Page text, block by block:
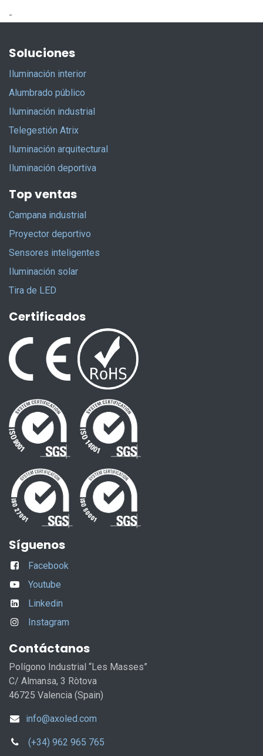
-
Soluciones
Iluminación interior
Alumbrado público
Iluminación industrial
Telegestión Atrix
Iluminación arquitectural
Iluminación deportiva
Top ventas
Campana industrial
Proyector deportivo
Sensores inteligentes
Iluminación solar
Tira de LED
Certificados
Síguenos
Facebook
Youtube
Linkedin
Instagram
Contáctanos
Polígono Industrial “Les Masses”
C/ Almansa, 3 Ròtova
46725 Valencia (Spain)
info@axoled.com
(+34) 962 965 765